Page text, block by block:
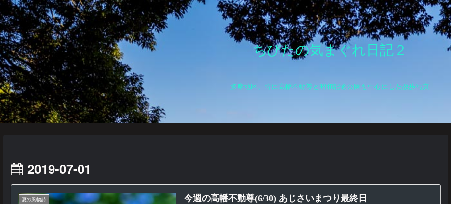
ちびたの気まぐれ日記２
多摩地区、特に高幡不動尊と昭和記念公園を中心にした散歩写真
2019-07-01
夏の風物詩 今週の高幡不動尊(6/30) あじさいまつり最終日